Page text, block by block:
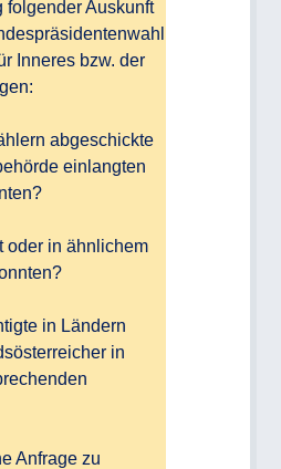
folgender Auskunft
Inneres bzw. der
abgeschickte
einlangten
oder in ähnlichem
in Ländern
in
Anfrage zu